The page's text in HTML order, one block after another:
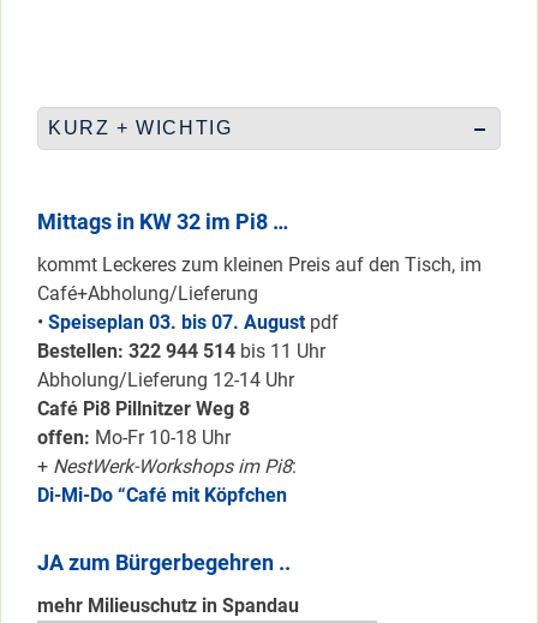
KURZ + WICHTIG
Mittags in KW 32 im Pi8 …
kommt Leckeres zum kleinen Preis auf den Tisch, im
Café+Abholung/Lieferung
• Speiseplan 03. bis 07. August pdf
Bestellen: 322 944 514 bis 11 Uhr
Abholung/Lieferung 12-14 Uhr
Café Pi8 Pillnitzer Weg 8
offen: Mo-Fr 10-18 Uhr
+ NestWerk-Workshops im Pi8:
Di-Mi-Do “Café mit Köpfchen
JA zum Bürgerbegehren ..
mehr Milieuschutz in Spandau